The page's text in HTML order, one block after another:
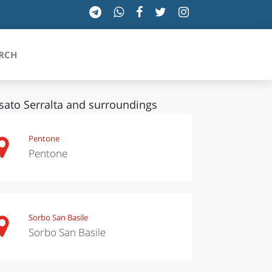
TOSCANA
VALLE D'AOSTA
Serralta and surroundings
Pentone
Pentone
Sorbo San Basile
Sorbo San Basile